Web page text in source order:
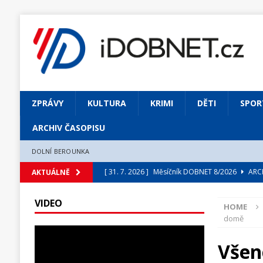
ZPRÁVY KULTURA KRIMI DĚTI
ARCHIV ČASOPISU
DOLNÍ BEROUNKA
AKTUÁLNĚ [ 31. 7. 2026 ] Měsíčník DOBNET 8/2026
[ 31. 7. 2026 ] Jednou Slavoj, vždycky Slavoj!
Výjimečný zážitek: mexické
HOME
domě
VIDEO